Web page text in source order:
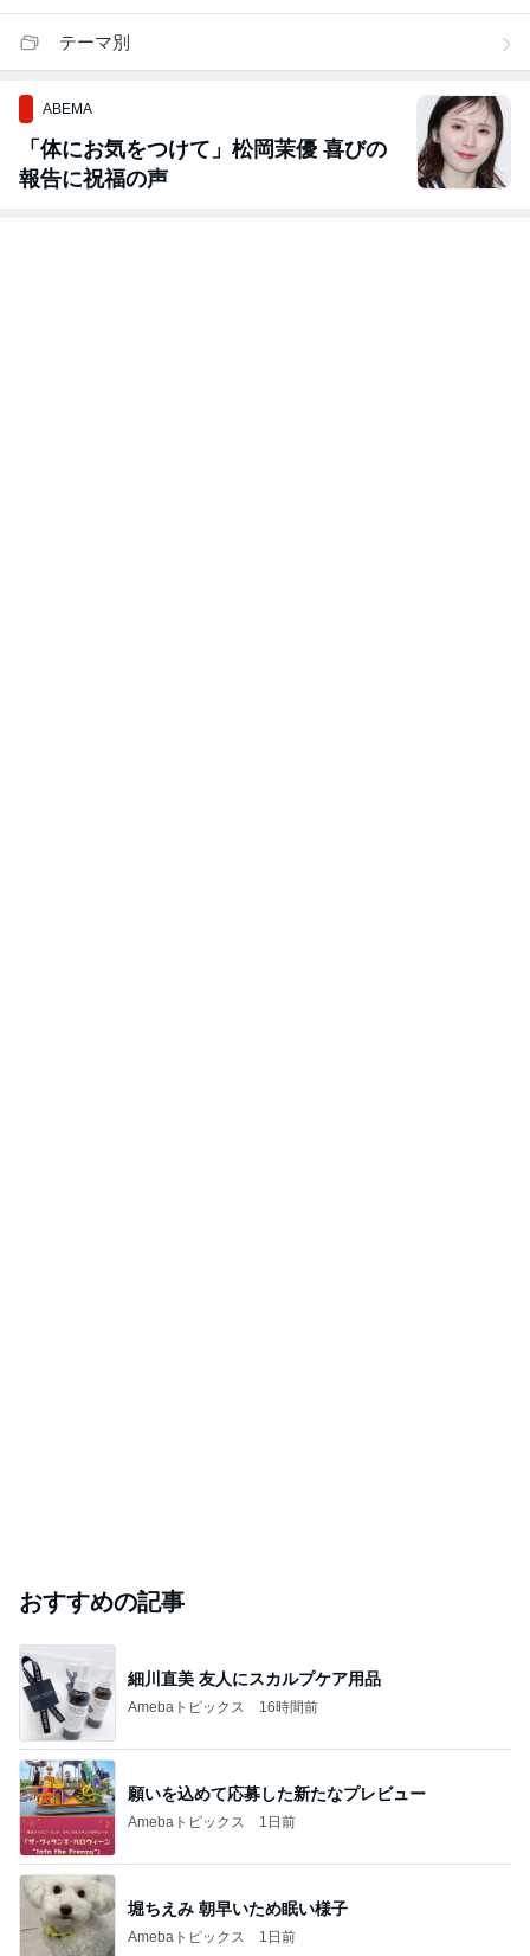
テーマ別
ABEMA
「体にお気をつけて」松岡茉優 喜びの
報告に祝福の声
おすすめの記事
細川直美 友人にスカルプケア用品
Amebaトピックス 16時間前
願いを込めて応募した新たなプレビュー
Amebaトピックス 1日前
堀ちえみ 朝早いため眠い様子
Amebaトピックス 1日前